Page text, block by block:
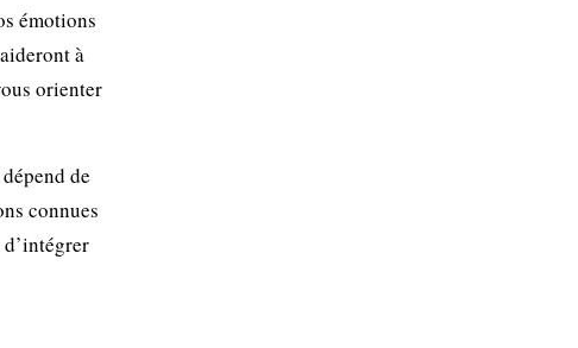
émotions
à
orienter
de
connues